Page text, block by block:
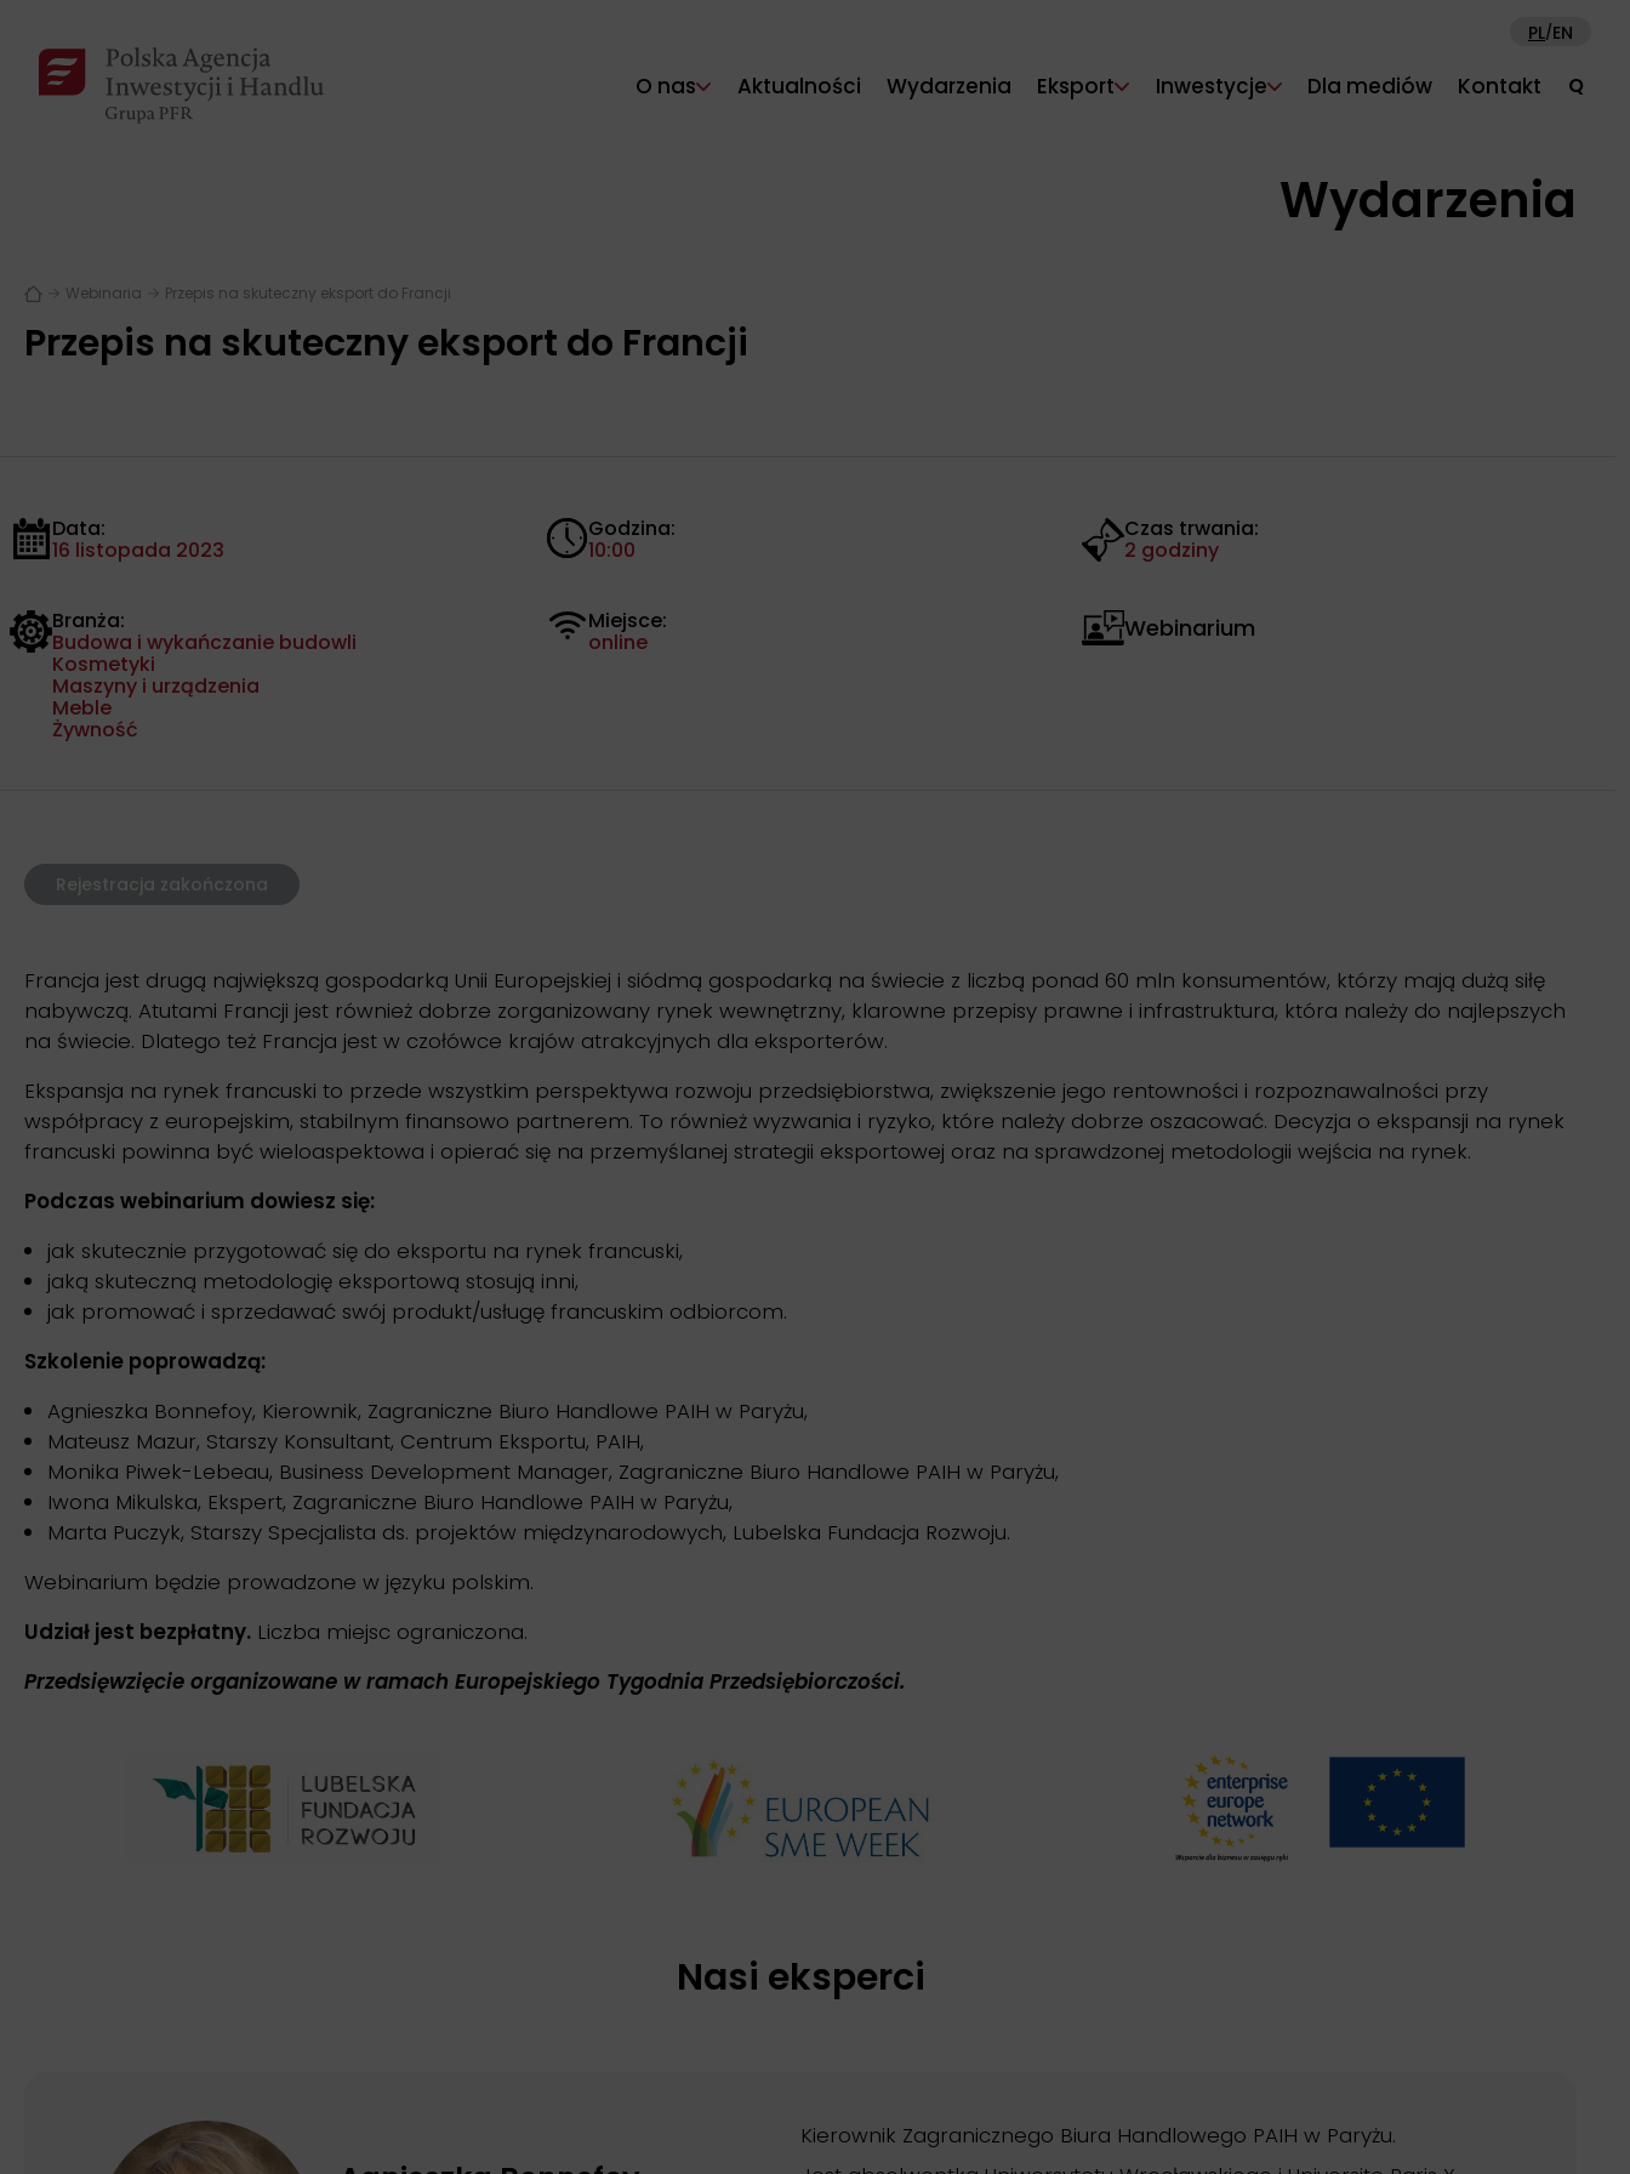
O nas Aktualności Wydarzenia Eksport Inwestycje Dla mediów Kontakt Q
PL/EN
Wydarzenia
Webinaria Przepis na skuteczny eksport do Francji
Przepis na skuteczny eksport do Francji
Data:
16 listopada 2023
Godzina:
10:00
Czas trwania:
2 godziny
Branża:
Budowa i wykańczanie budowli
Kosmetyki
Maszyny i urządzenia
Meble
Żywność
Miejsce:
online Webinarium
Rejestracja zakończona
Francja jest drugą największą gospodarką Unii Europejskiej i siódmą gospodarką na świecie z liczbą ponad 60 mln konsumentów, którzy mają dużą siłę
nabywczą. Atutami Francji jest również dobrze zorganizowany rynek wewnętrzny, klarowne przepisy prawne i infrastruktura, która należy do najlepszych
na świecie. Dlatego też Francja jest w czołówce krajów atrakcyjnych dla eksporterów.
Ekspansja na rynek francuski to przede wszystkim perspektywa rozwoju przedsiębiorstwa, zwiększenie jego rentowności i rozpoznawalności przy
współpracy z europejskim, stabilnym finansowo partnerem. To również wyzwania i ryzyko, które należy dobrze oszacować. Decyzja o ekspansji na rynek
francuski powinna być wieloaspektowa i opierać się na przemyślanej strategii eksportowej oraz na sprawdzonej metodologii wejścia na rynek.
Podczas webinarium dowiesz się:
jak skutecznie przygotować się do eksportu na rynek francuski,
jaką skuteczną metodologię eksportową stosują inni,
jak promować i sprzedawać swój produkt/usługę francuskim odbiorcom.
Szkolenie poprowadzą:
Agnieszka Bonnefoy, Kierownik, Zagraniczne Biuro Handlowe PAIH w Paryżu,
Mateusz Mazur, Starszy Konsultant, Centrum Eksportu, PAIH,
Monika Piwek-Lebeau, Business Development Manager, Zagraniczne Biuro Handlowe PAIH w Paryżu,
Iwona Mikulska, Ekspert, Zagraniczne Biuro Handlowe PAIH w Paryżu,
Marta Puczyk, Starszy Specjalista ds. projektów międzynarodowych, Lubelska Fundacja Rozwoju.
Webinarium będzie prowadzone w języku polskim.
Udział jest bezpłatny. Liczba miejsc ograniczona.
Przedsięwzięcie organizowane w ramach Europejskiego Tygodnia Przedsiębiorczości.
Nasi eksperci
Kierownik Zagranicznego Biura Handlowego PAIH w Paryżu.